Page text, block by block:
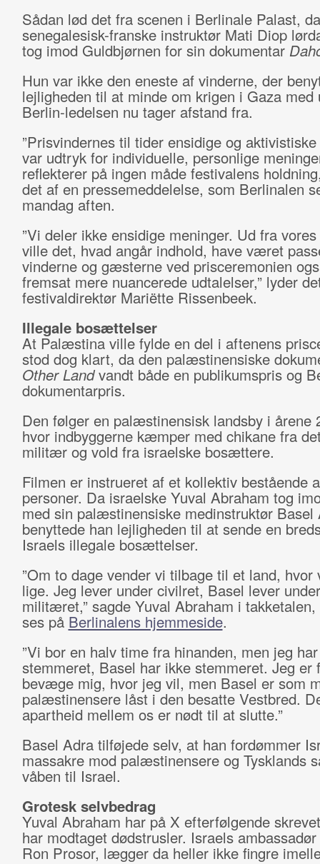
Sådan lød det fra scenen i Berlinale Palast,
senegalesisk-franske instruktør Mati Diop
tog imod Guldbjørnen for sin dokumentar
Hun var ikke den eneste af vinderne, der
lejligheden til at minde om krigen i Gaza med
Berlin-ledelsen nu tager afstand fra.
”Prisvindernes til tider ensidige og
var udtryk for individuelle, personlige
reflekterer på ingen måde festivalens
det af en pressemeddelelse, som Berlinalen
mandag aften.
”Vi deler ikke ensidige meninger. Ud fra
ville det, hvad angår indhold, have været
vinderne og gæsterne ved prisceremonien
fremsat mere nuancerede udtalelser,” lyder
festivaldirektør Mariëtte Rissenbeek.
Illegale bosættelser
At Palæstina ville fylde en del i aftenens
stod dog klart, da den palæstinensiske
Other Landvandt både en publikumspris og
dokumentarpris.
Den følger en palæstinensisk landsby i årene
hvor indbyggerne kæmper med chikane fra
militær og vold fra israelske bosættere.
Filmen er instrueret af et kollektiv bestående
personer. Da israelske Yuval Abraham tog
med sin palæstinensiske medinstruktør Basel
benyttede han lejligheden til at sende en
Israels illegale bosættelser.
”Om to dage vender vi tilbage til et land, hvor
lige. Jeg lever under civilret, Basel lever under
militæret,” sagde Yuval Abraham i takketalen,
ses på Berlinalens hjemmeside.
”Vi bor en halv time fra hinanden, men jeg har
stemmeret, Basel har ikke stemmeret. Jeg er
bevæge mig, hvor jeg vil, men Basel er som
palæstinensere låst i den besatte Vestbred.
apartheid mellem os er nødt til at slutte.”
Basel Adra tilføjede selv, at han fordømmer
massakre mod palæstinensere og Tysklands
våben til Israel.
Grotesk selvbedrag
Yuval Abraham har på X efterfølgende
har modtaget dødstrusler. Israels
Ron Prosor, lægger da heller ikke fingre